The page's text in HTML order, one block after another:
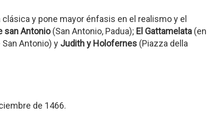
y pone mayor énfasis en el realismo y el
san Antonio(San Antonio, Padua); El Gattamelata (en
San Antonio) y Judith y Holofernes (Piazza della
de 1466.